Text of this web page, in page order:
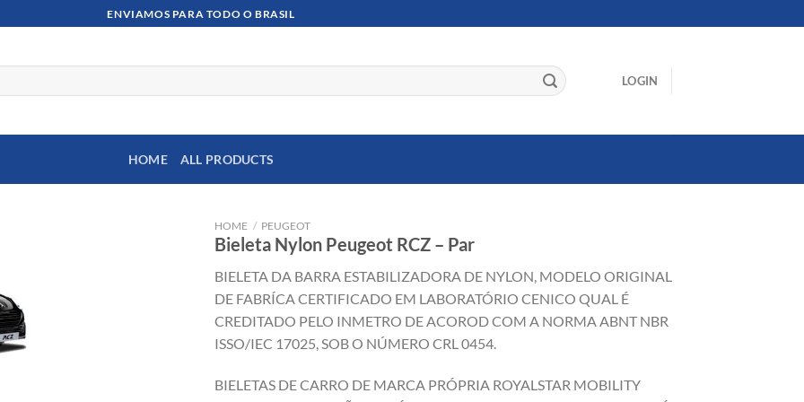
ENVIAMOS PARA TODO O BRASIL
LOGIN
HOME ALL PRODUCTS
HOME / PEUGEOT
Bieleta Nylon Peugeot RCZ – Par
BIELETA DA BARRA ESTABILIZADORA DE NYLON, MODELO ORIGINAL
DE FABRÍCA CERTIFICADO EM LABORATÓRIO CENICO QUAL É
CREDITADO PELO INMETRO DE ACOROD COM A NORMA ABNT NBR
ISSO/IEC 17025, SOB O NÚMERO CRL 0454.
BIELETAS DE CARRO DE MARCA PRÓPRIA ROYALSTAR MOBILITY